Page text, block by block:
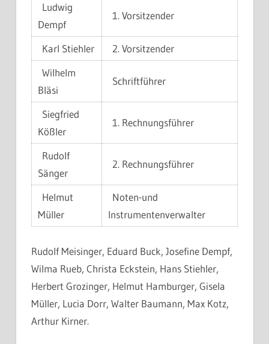
Ludwig
Dempf
1. Vorsitzender
Karl Stiehler
2. Vorsitzender
Wilhelm
Bläsi
Schriftführer
Siegfried
Kößler
1. Rechnungsführer
Rudolf
Sänger
2. Rechnungsführer
Helmut
Müller
Noten-und
Instrumentenverwalter
Rudolf Meisinger, Eduard Buck, Josefine Dempf,
Wilma Rueb, Christa Eckstein, Hans Stiehler,
Herbert Grozinger, Helmut Hamburger, Gisela
Müller, Lucia Dorr, Walter Baumann, Max Kotz,
Arthur Kirner.